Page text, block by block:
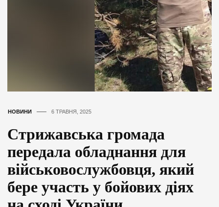
НОВИНИ 6 ТРАВНЯ, 2025
Стрижавська громада
передала обладнання для
військовослужбовця, який
бере участь у бойових діях